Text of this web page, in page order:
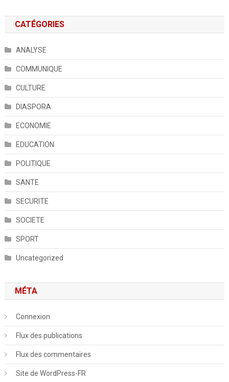
CATÉGORIES
ANALYSE
COMMUNIQUE
CULTURE
DIASPORA
ECONOMIE
EDUCATION
POLITIQUE
SANTE
SECURITE
SOCIETE
SPORT
Uncategorized
MÉTA
Connexion
Flux des publications
Flux des commentaires
Site de WordPress-FR